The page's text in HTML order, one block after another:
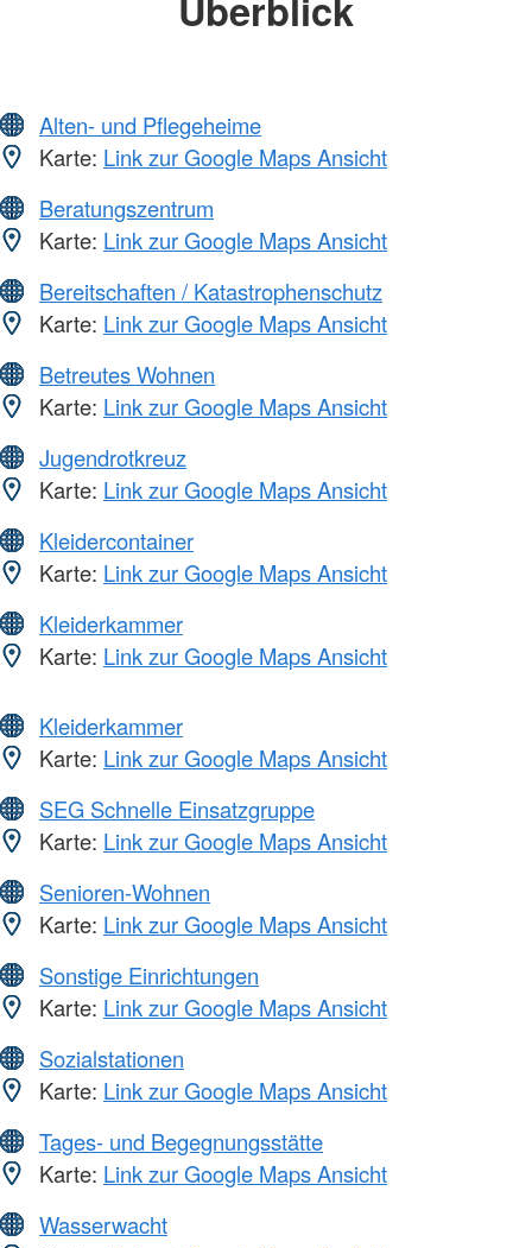
Alten- und Pflegeheime
Karte: Link zur Google Maps Ansicht
Beratungszentrum
Karte: Link zur Google Maps Ansicht
Bereitschaften / Katastrophenschutz
Karte: Link zur Google Maps Ansicht
Betreutes Wohnen
Karte: Link zur Google Maps Ansicht
Jugendrotkreuz
Karte: Link zur Google Maps Ansicht
Kleidercontainer
Karte: Link zur Google Maps Ansicht
Kleiderkammer
Karte: Link zur Google Maps Ansicht
Kleiderkammer
Karte: Link zur Google Maps Ansicht
SEG Schnelle Einsatzgruppe
Karte: Link zur Google Maps Ansicht
Senioren-Wohnen
Karte: Link zur Google Maps Ansicht
Sonstige Einrichtungen
Karte: Link zur Google Maps Ansicht
Sozialstationen
Karte: Link zur Google Maps Ansicht
Tages- und Begegnungsstätte
Karte: Link zur Google Maps Ansicht
Wasserwacht